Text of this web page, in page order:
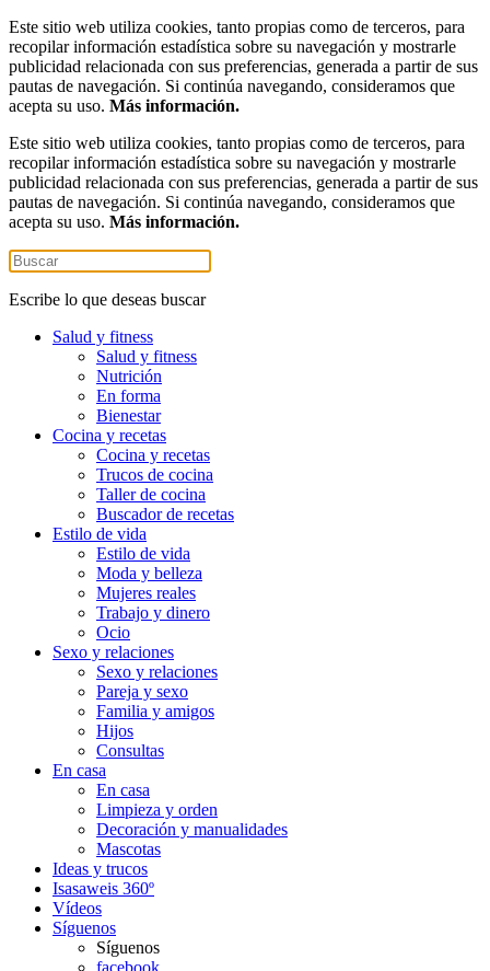
Este sitio web utiliza cookies, tanto propias como de terceros, para
recopilar información estadística sobre su navegación y mostrarle
publicidad relacionada con sus preferencias, generada a partir de sus
pautas de navegación. Si continúa navegando, consideramos que
acepta su uso. Más información.
Este sitio web utiliza cookies, tanto propias como de terceros, para
recopilar información estadística sobre su navegación y mostrarle
publicidad relacionada con sus preferencias, generada a partir de sus
pautas de navegación. Si continúa navegando, consideramos que
acepta su uso. Más información.
Escribe lo que deseas buscar
Salud y fitness
Salud y fitness
Nutrición
En forma
Bienestar
Cocina y recetas
Cocina y recetas
Trucos de cocina
Taller de cocina
Buscador de recetas
Estilo de vida
Estilo de vida
Moda y belleza
Mujeres reales
Trabajo y dinero
Ocio
Sexo y relaciones
Sexo y relaciones
Pareja y sexo
Familia y amigos
Hijos
Consultas
En casa
En casa
Limpieza y orden
Decoración y manualidades
Mascotas
Ideas y trucos
Isasaweis 360º
Vídeos
Síguenos
Síguenos
facebook